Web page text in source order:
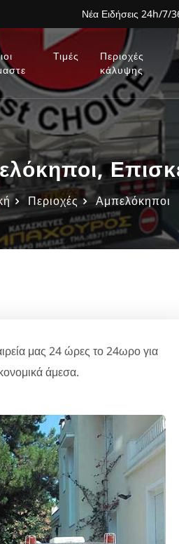
Νέα Ειδήσεις 24h/7/
Τιμές
Περιοχές
κάλυψης
Περιοχές Αμπελόκηποι
μας 24 ώρες το 24ωρο για
άμεσα.